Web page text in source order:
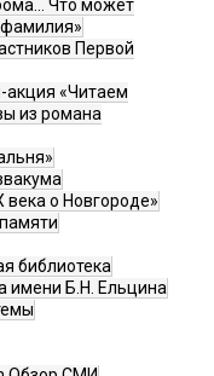
Что может
Первой
«Читаем
из романа
века о Новгороде»
библиотека
имени Б.Н. Ельцина